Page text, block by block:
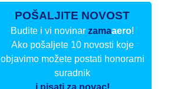
POŠALJITE NOVOST
Budite i vi novinarzamaaero!
Ako pošaljete 10 novosti koje
objavimo možete postati honorarni
suradnik
i pisati za novac!